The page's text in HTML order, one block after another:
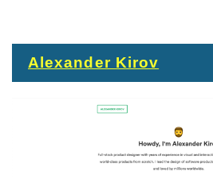
Alexander Kirov